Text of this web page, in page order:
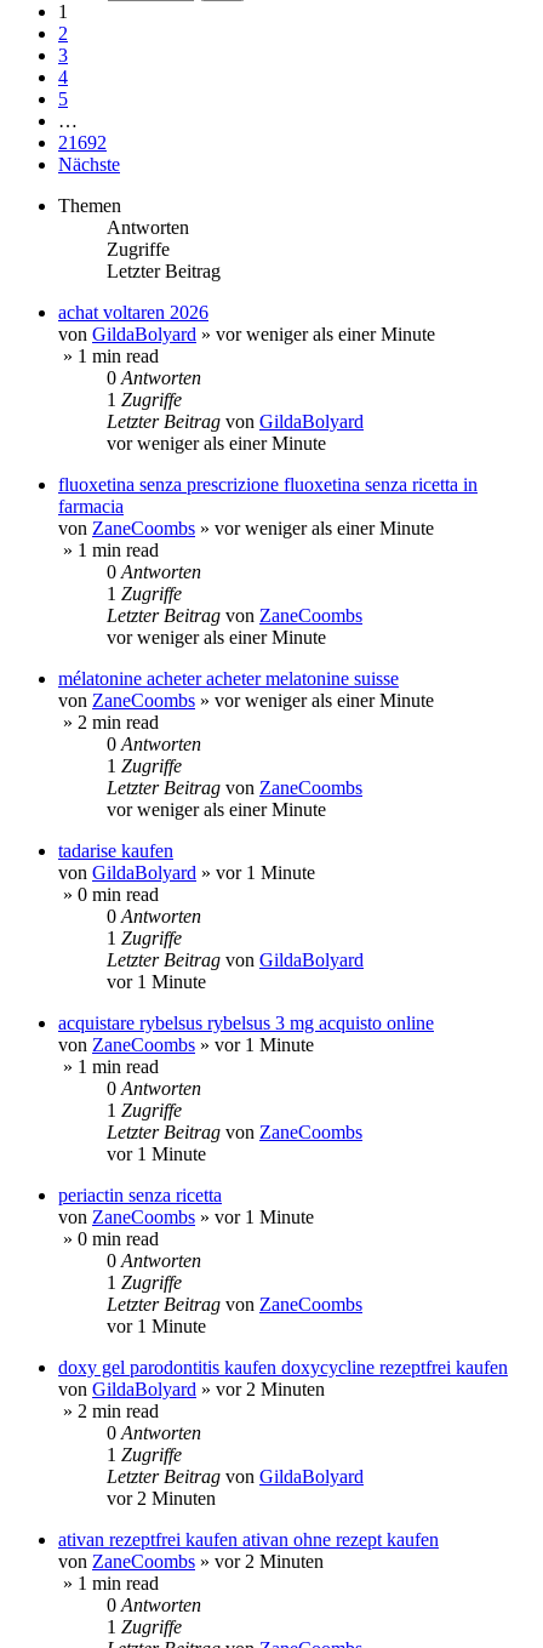
1
2
3
4
5
…
21692
Nächste
Themen
Antworten
Zugriffe
Letzter Beitrag
achat voltaren 2026
von GildaBolyard » vor weniger als einer Minute
» 1 min read
0 Antworten
1 Zugriffe
Letzter Beitrag von GildaBolyard
vor weniger als einer Minute
fluoxetina senza prescrizione fluoxetina senza ricetta in
farmacia
von ZaneCoombs » vor weniger als einer Minute
» 1 min read
0 Antworten
1 Zugriffe
Letzter Beitrag von ZaneCoombs
vor weniger als einer Minute
mélatonine acheter acheter melatonine suisse
von ZaneCoombs » vor weniger als einer Minute
» 2 min read
0 Antworten
1 Zugriffe
Letzter Beitrag von ZaneCoombs
vor weniger als einer Minute
tadarise kaufen
von GildaBolyard » vor 1 Minute
» 0 min read
0 Antworten
1 Zugriffe
Letzter Beitrag von GildaBolyard
vor 1 Minute
acquistare rybelsus rybelsus 3 mg acquisto online
von ZaneCoombs » vor 1 Minute
» 1 min read
0 Antworten
1 Zugriffe
Letzter Beitrag von ZaneCoombs
vor 1 Minute
periactin senza ricetta
von ZaneCoombs » vor 1 Minute
» 0 min read
0 Antworten
1 Zugriffe
Letzter Beitrag von ZaneCoombs
vor 1 Minute
doxy gel parodontitis kaufen doxycycline rezeptfrei kaufen
von GildaBolyard » vor 2 Minuten
» 2 min read
0 Antworten
1 Zugriffe
Letzter Beitrag von GildaBolyard
vor 2 Minuten
ativan rezeptfrei kaufen ativan ohne rezept kaufen
von ZaneCoombs » vor 2 Minuten
» 1 min read
0 Antworten
1 Zugriffe